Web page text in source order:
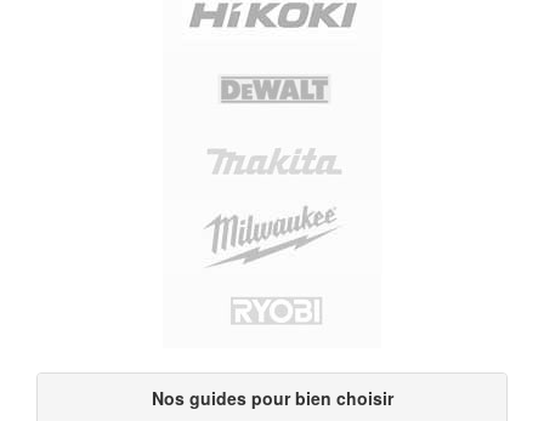
Nos guides pour bien choisir